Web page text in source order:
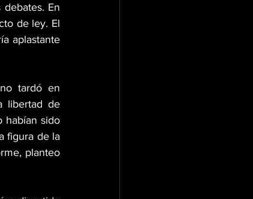
En
de ley. El
aplastante
tardó en
libertad de
habían sido
figura de la
planteo